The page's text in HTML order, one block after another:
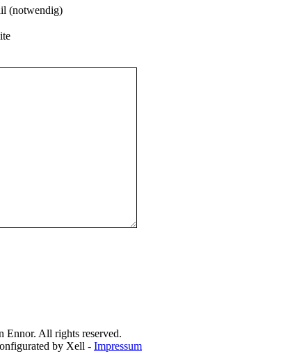
(notwendig)
All rights reserved.
by Xell - Impressum